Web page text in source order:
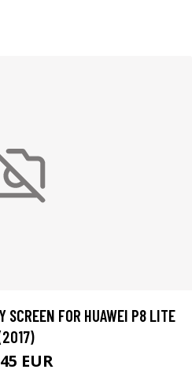
SCREEN FOR HUAWEI P8 LITE
EUR